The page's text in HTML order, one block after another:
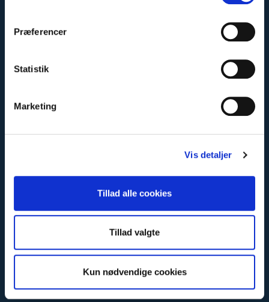
Præferencer
Statistik
Marketing
Vis detaljer
Tillad alle cookies
Tillad valgte
Kun nødvendige cookies
TELEFON
mail@danskefamilieadvokater.dk
Danske Familieadvokater